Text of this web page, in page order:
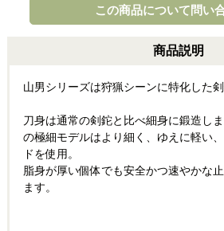
この商品について問い
商品説明
山男シリーズは狩猟シーンに特化した剣
刀身は通常の剣鉈と比べ細身に鍛造し
の極細モデルはより細く、ゆえに軽い
ドを使用。
脂身が厚い個体でも安全かつ速やかな
ます。